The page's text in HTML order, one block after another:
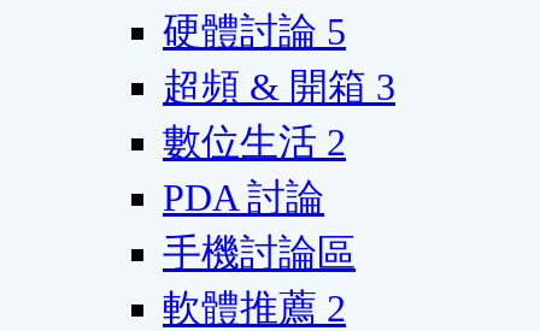
硬體討論 5
超頻 & 開箱 3
數位生活 2
PDA 討論
手機討論區
軟體推薦 2